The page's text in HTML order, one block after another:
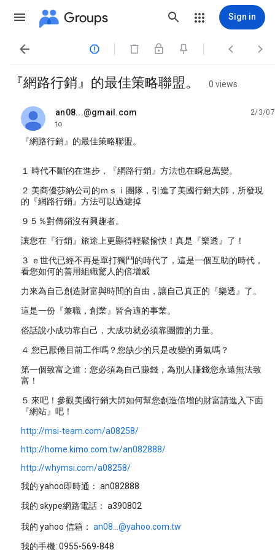
Groups Sign in
   
『網路行銷』的最佳策略聯盟。 0 views
an08...@gmail.com
unread,
2/3/07
to
『網路行銷』的最佳策略聯盟。
１ 時代不斷的在進步，『網路行銷』方法也在瞬息萬變。
２ 美商優莎納公司的ｍｓｉ團隊，引進了美國行銷大師，所發現
的『網路行銷』方法可以過濾掉
９５％對傳銷沒有興趣者。
讓您在『行銷』旅途上更顯得輕鬆愉快！真是『樂透』了！
３ ｅ世代已經不再是單打獨鬥的時代了，這是一個互助的時代，
看您如何的善用組織驚人的倍增威
力來為自己創造財富與時間的自由，讓自己真正的『樂透』了。
這是一份『兼職，創業』皆合適的事業。
俗話說小成功靠自己，大成功就必須靠團體的力量。
４ 您已厭倦目前工作嗎？您缺少的只是改變的勇氣嗎？
第一個致富之道：您必須為自己賺錢，為別人賺錢您永遠無法致
富！
５ 來吧！參觀美國行銷大師如何幫您創造倍增的財富請進入下面
『網站』吧！
http://msi-team.com/a08258/
http://home.kimo.com.tw/an082888/
http://whymsi.com/a08258/
我的 yahoo即時通： an082888
我的 skype網路電話： a390802
我的 yahoo 信箱： an08...@yahoo.com.tw
我的手機: 0955-569-848